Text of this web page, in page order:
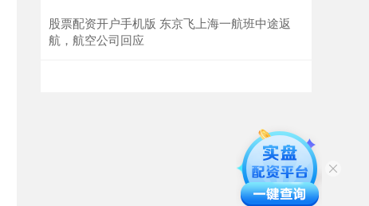
股票配资开户手机版 东京飞上海一航班中途返
航，航空公司回应